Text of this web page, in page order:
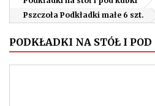
Pszczoła Podkładki małe 6 szt.
PODKŁADKI NA STÓŁ I